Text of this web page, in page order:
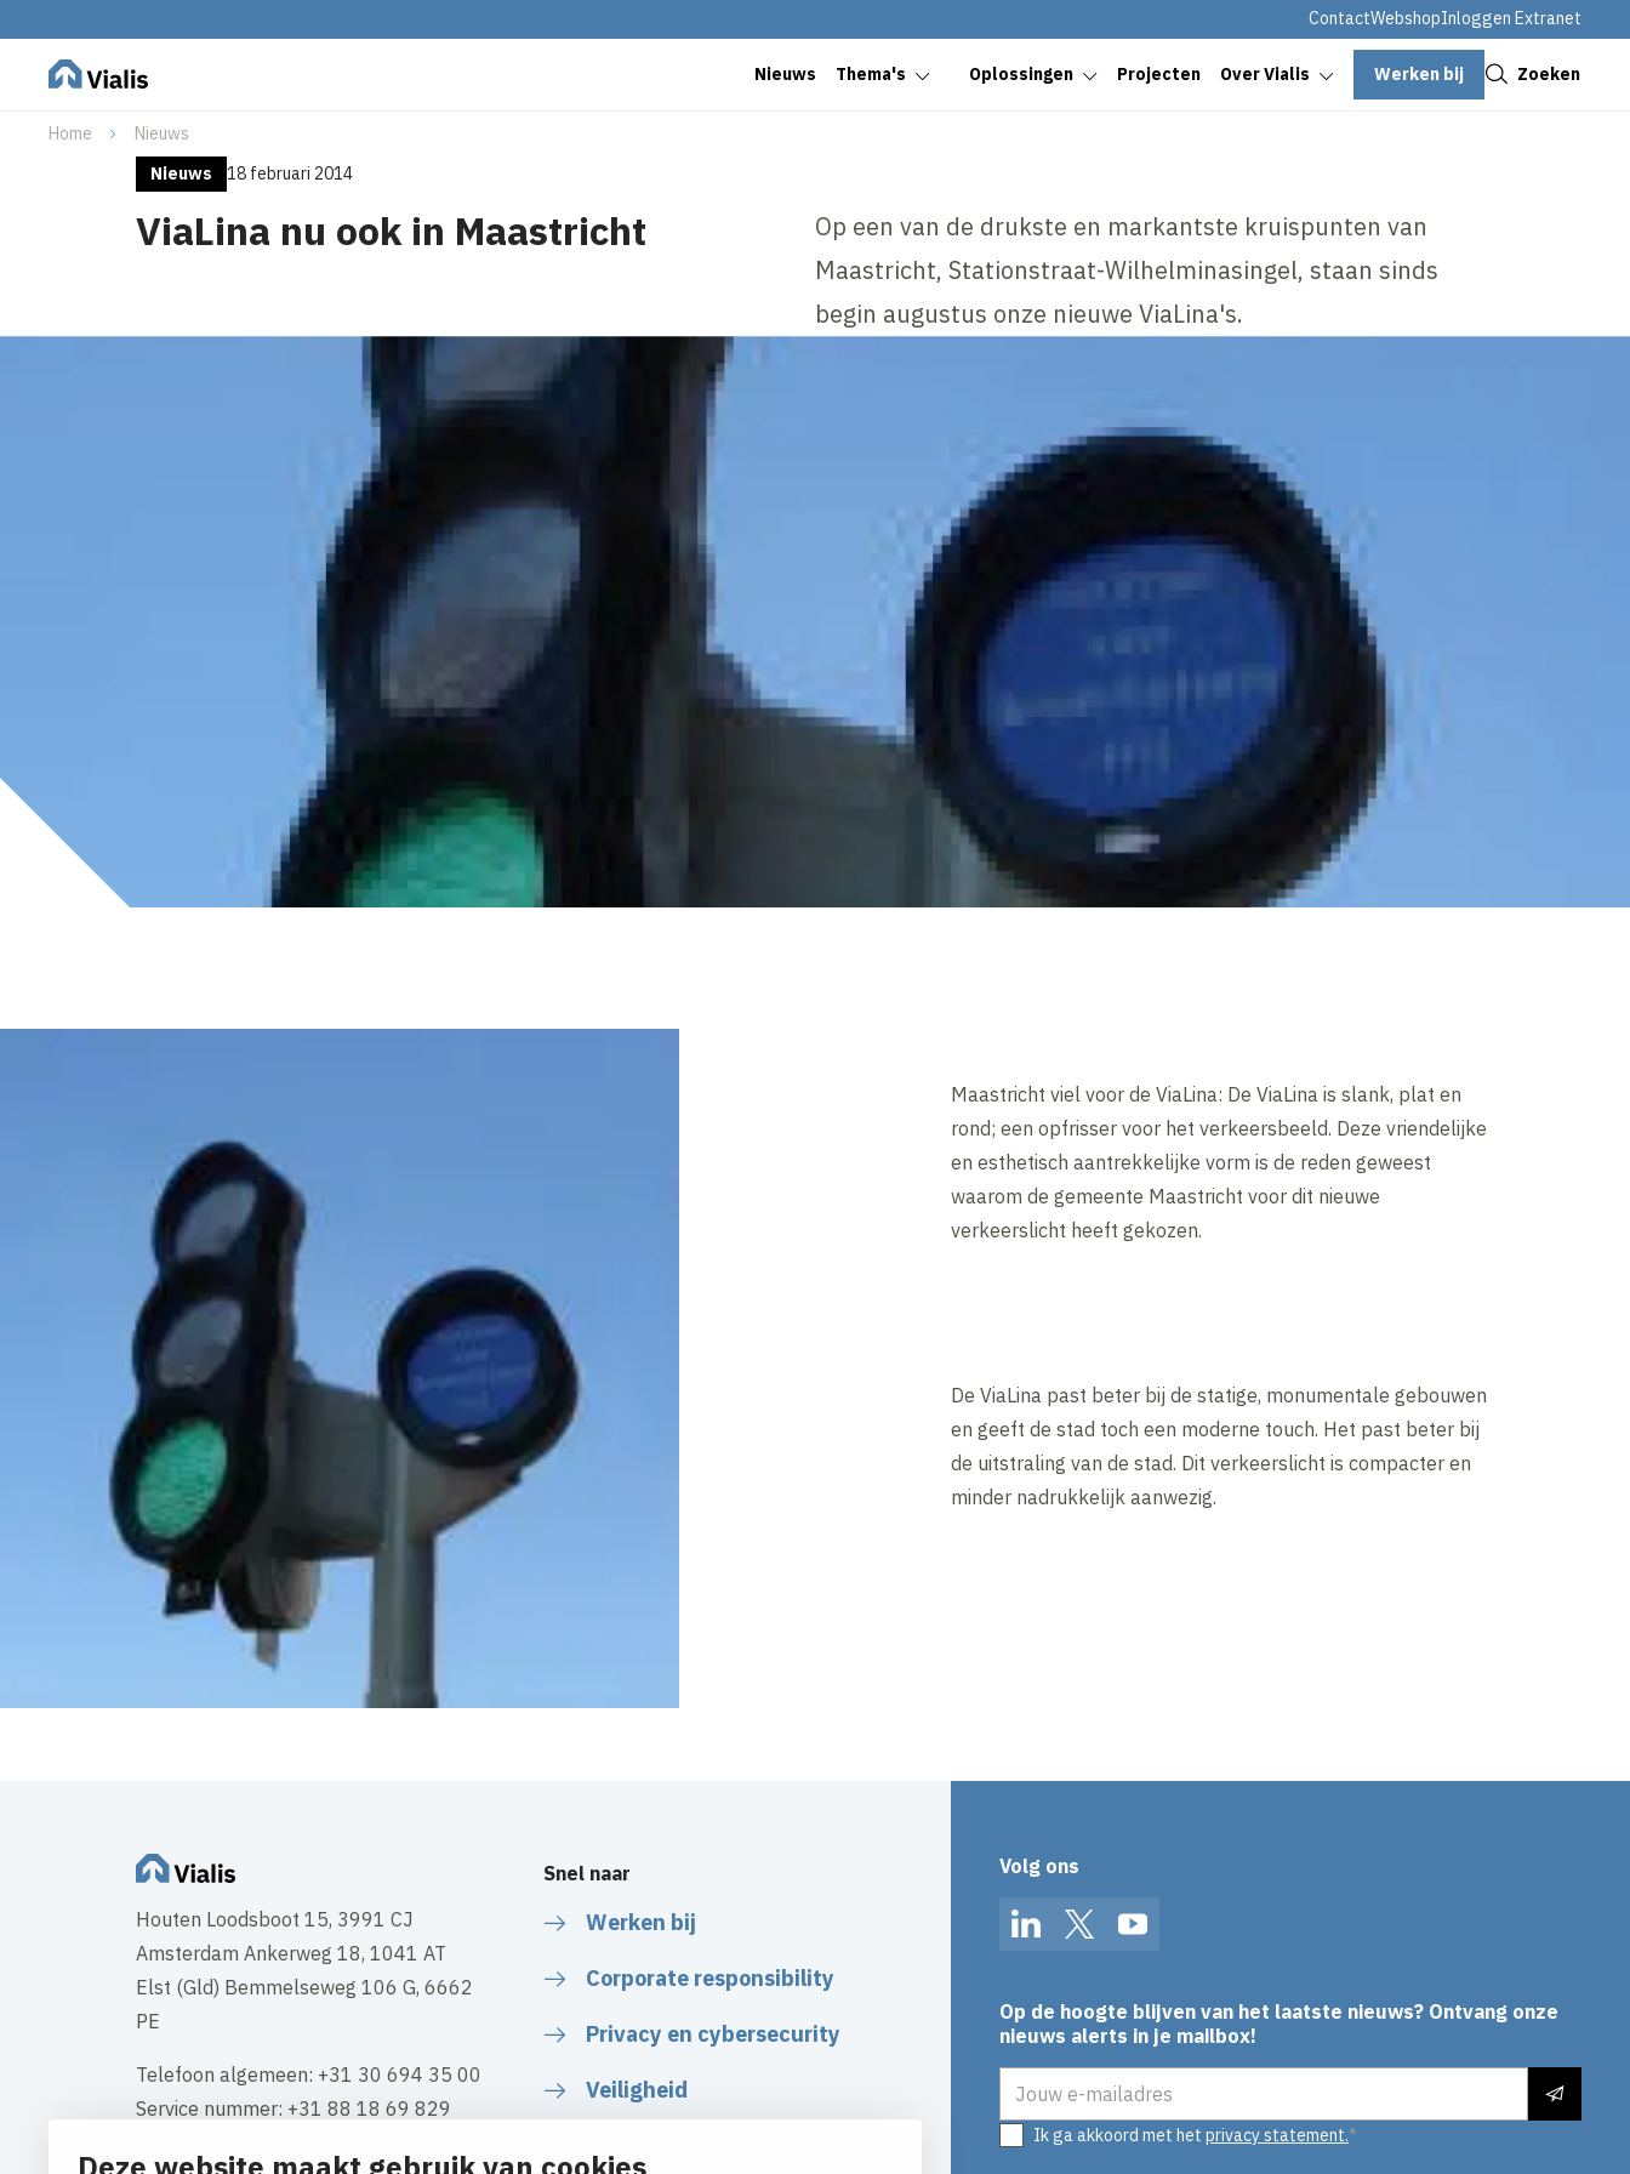
ContactWebshopInloggen Extranet
Nieuws Thema's Oplossingen Projecten Over Vialis Werken bij Zoeken
Home
Nieuws
Nieuws
18 februari 2014
ViaLina nu ook in Maastricht
Op een van de drukste en markantste kruispunten van
Maastricht, Stationstraat-Wilhelminasingel, staan sinds
begin augustus onze nieuwe ViaLina's.
Maastricht viel voor de ViaLina: De ViaLina is slank, plat en
rond; een opfrisser voor het verkeersbeeld. Deze vriendelijke
en esthetisch aantrekkelijke vorm is de reden geweest
waarom de gemeente Maastricht voor dit nieuwe
verkeerslicht heeft gekozen.
De ViaLina past beter bij de statige, monumentale gebouwen
en geeft de stad toch een moderne touch. Het past beter bij
de uitstraling van de stad. Dit verkeerslicht is compacter en
minder nadrukkelijk aanwezig.
Houten Loodsboot 15, 3991 CJ
Amsterdam Ankerweg 18, 1041 AT
Elst (Gld) Bemmelseweg 106 G, 6662
PE
Telefoon algemeen: +31 30 694 35 00
Service nummer: +31 88 18 69 829
KVK-nummer: 34117661
Snel naar
Werken bij
Corporate responsibility
Privacy en cybersecurity
Veiligheid
Volg ons
LinkedInTwitterYouTube
Op de hoogte blijven van het laatste nieuws? Ontvang onze
nieuws alerts in je mailbox!
Ik ga akkoord met het privacy statement.
Sluiten